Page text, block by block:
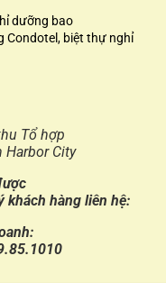
dưỡng bao
Condotel, biệt thự nghỉ
Tổ hợp
Harbor City
khách hàng liên hệ: